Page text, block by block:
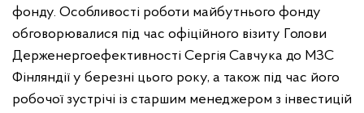
фонду. Особливості роботи майбутнього фонду
обговорювалися під час офіційного візиту Голови
Держенергоефективності Сергія Савчука до МЗС
Фінляндії у березні цього року, а також під час його
робочої зустрічі із старшим менеджером з інвестицій